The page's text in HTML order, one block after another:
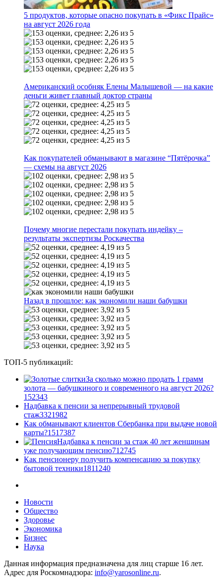
5 продуктов, которые опасно покупать в «Фикс Прайс»
на август 2026 года
Американский особняк Елены Малышевой — на какие
деньги живет главный доктор страны
Как покупателей обманывают в магазине “Пятёрочка”
— схемы на август 2026
Почему многие перестали покупать индейку –
результаты экспертизы Роскачества
Назад в прошлое: как экономили наши бабушки
ТОП-5 публикаций:
За сколько можно продать 1 грамм
золота — бабушкиного и современного на август 2026?
1 52343
Надбавка к пенсии за непрерывный трудовой
стаж3321982
Как обманывают клиентов Сбербанка при выдаче новой
карты?1517387
Надбавка к пенсии за стаж 40 лет женщинам
уже получающим пенсию712745
Как пенсионеру получить компенсацию за покупку
бытовой техники1811240
Новости
Общество
Здоровье
Экономика
Бизнес
Наука
Данная информация предназначена для лиц старше 16 лет.
Адрес для Роскомнадзора: info@yarosonline.ru.